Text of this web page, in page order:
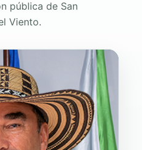
pública de San
Viento.